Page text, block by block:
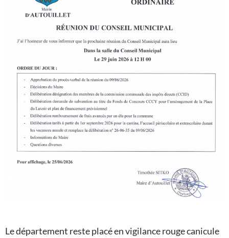
Le département reste placé en vigilance rouge canicule